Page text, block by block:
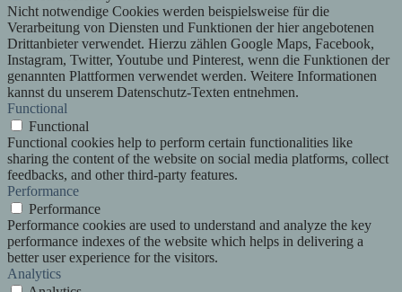
Nicht notwendige Cookies werden beispielsweise für die
Verarbeitung von Diensten und Funktionen der hier angebotenen
Drittanbieter verwendet. Hierzu zählen Google Maps, Facebook,
Instagram, Twitter, Youtube und Pinterest, wenn die Funktionen der
genannten Plattformen verwendet werden. Weitere Informationen
kannst du unserem Datenschutz-Texten entnehmen.
Functional
Functional
Functional cookies help to perform certain functionalities like
sharing the content of the website on social media platforms, collect
feedbacks, and other third-party features.
Performance
Performance
Performance cookies are used to understand and analyze the key
performance indexes of the website which helps in delivering a
better user experience for the visitors.
Analytics